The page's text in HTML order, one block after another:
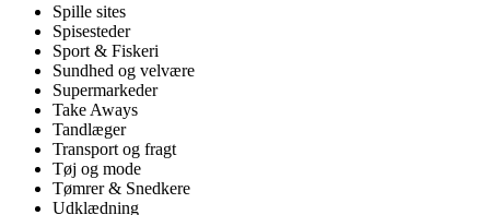
Spille sites
Spisesteder
Sport & Fiskeri
Sundhed og velvære
Supermarkeder
Take Aways
Tandlæger
Transport og fragt
Tøj og mode
Tømrer & Snedkere
Udklædning